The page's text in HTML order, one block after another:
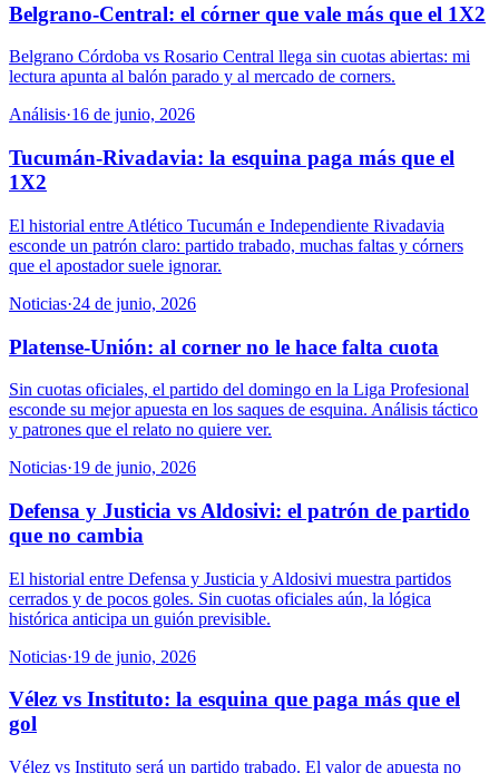
Belgrano-Central: el córner que vale más que el 1X2
Belgrano Córdoba vs Rosario Central llega sin cuotas abiertas: mi
lectura apunta al balón parado y al mercado de corners.
Análisis·16 de junio, 2026
Tucumán-Rivadavia: la esquina paga más que el
1X2
El historial entre Atlético Tucumán e Independiente Rivadavia
esconde un patrón claro: partido trabado, muchas faltas y córners
que el apostador suele ignorar.
Noticias·24 de junio, 2026
Platense-Unión: al corner no le hace falta cuota
Sin cuotas oficiales, el partido del domingo en la Liga Profesional
esconde su mejor apuesta en los saques de esquina. Análisis táctico
y patrones que el relato no quiere ver.
Noticias·19 de junio, 2026
Defensa y Justicia vs Aldosivi: el patrón de partido
que no cambia
El historial entre Defensa y Justicia y Aldosivi muestra partidos
cerrados y de pocos goles. Sin cuotas oficiales aún, la lógica
histórica anticipa un guión previsible.
Noticias·19 de junio, 2026
Vélez vs Instituto: la esquina que paga más que el
gol
Vélez vs Instituto será un partido trabado. El valor de apuesta no